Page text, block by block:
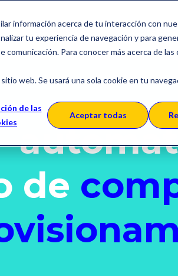
información acerca de tu interacción con
tu experiencia de navegación y para
Para conocer más acerca de las
web. Se usará una sola cookie en tu
de las
Aceptar todas
Soluciones Sobre
de